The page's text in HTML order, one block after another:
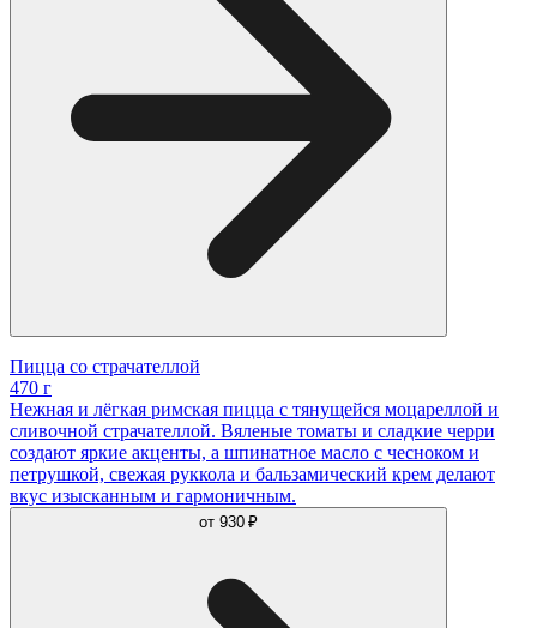
Пицца со страчателлой
470 г
Нежная и лёгкая римская пицца с тянущейся моцареллой и
сливочной страчателлой. Вяленые томаты и сладкие черри
создают яркие акценты, а шпинатное масло с чесноком и
петрушкой, свежая руккола и бальзамический крем делают
вкус изысканным и гармоничным.
от 930 ₽